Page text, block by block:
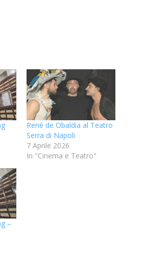
René de Obaldia al Teatro
Serra di Napoli
7 Aprile 2026
In "Cinema e Teatro"
–